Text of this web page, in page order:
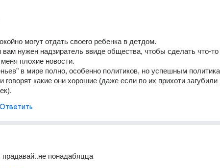
могут отдать своего ребенка в детдом.
вам нужен надзиратель ввиде общества, чтобы сделать что-
плохие новости.
в мире полно, особенно политиков, но успешным
какие они хорошие (даже если по их прихоти загубили
Ответить
понадабяцца